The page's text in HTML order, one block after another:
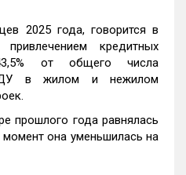
2025 года, говорится в
кредитных
от общего числа
ДДУ в жилом и нежилом
прошлого года равнялась
момент она уменьшилась на